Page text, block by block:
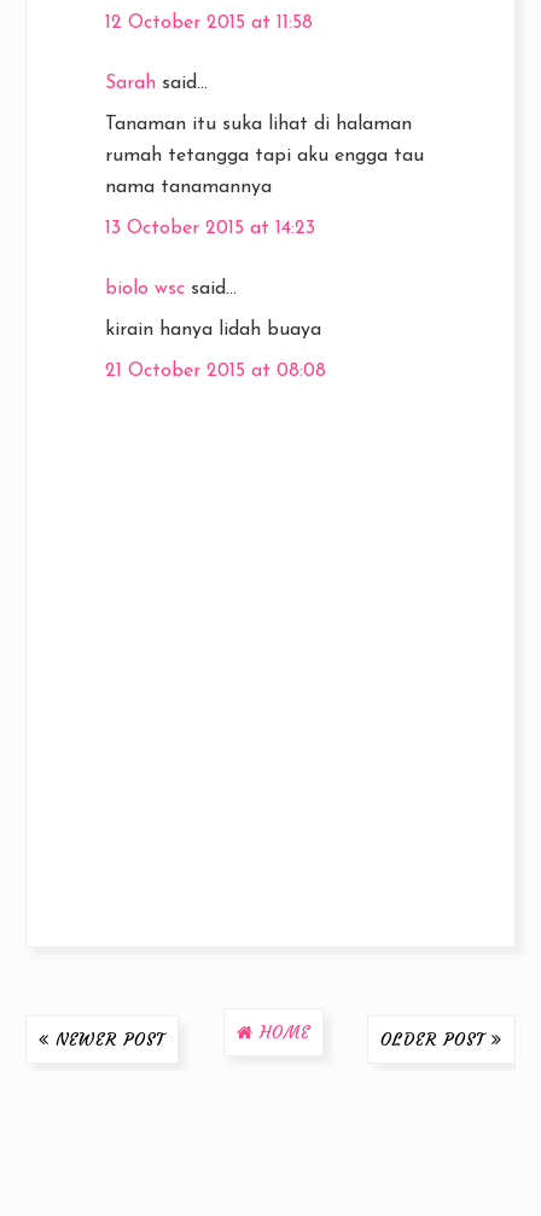
12 October 2015 at 11:58
Sarah said...
Tanaman itu suka lihat di halaman
rumah tetangga tapi aku engga tau
nama tanamannya
13 October 2015 at 14:23
biolo wsc said...
kirain hanya lidah buaya
21 October 2015 at 08:08
NEWER POST OLDER POST
HOME